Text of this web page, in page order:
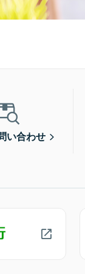
い合わせ